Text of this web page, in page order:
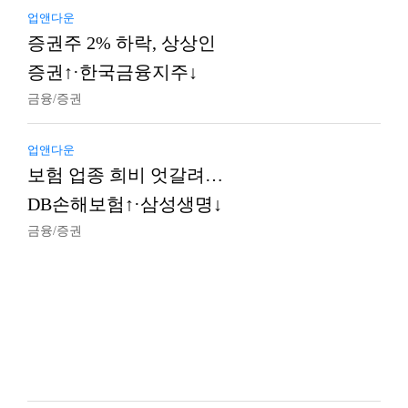
업앤다운
증권주 2% 하락, 상상인
증권↑·한국금융지주↓
금융/증권
업앤다운
보험 업종 희비 엇갈려…
DB손해보험↑·삼성생명↓
금융/증권